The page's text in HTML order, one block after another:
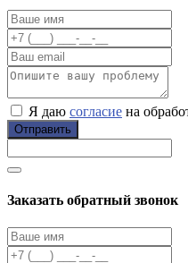
Я даю согласие на
Отправить
Заказать обратный звонок